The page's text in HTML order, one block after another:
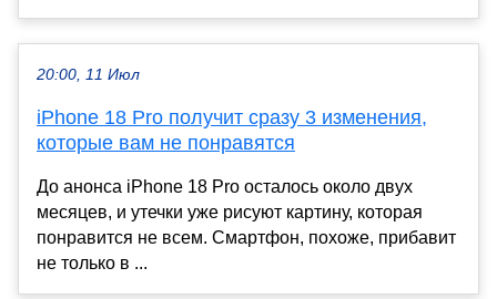
20:00, 11 Июл
iPhone 18 Pro получит сразу 3 изменения,
которые вам не понравятся
До анонса iPhone 18 Pro осталось около двух
месяцев, и утечки уже рисуют картину, которая
понравится не всем. Смартфон, похоже, прибавит
не только в ...